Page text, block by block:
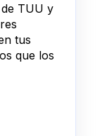
TUU y
tus
que los